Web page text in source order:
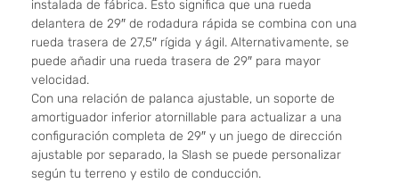
instalada de fábrica. Esto significa que una rueda
delantera de 29″ de rodadura rápida se combina con una
rueda trasera de 27,5″ rígida y ágil. Alternativamente, se
puede añadir una rueda trasera de 29″ para mayor
velocidad.
Con una relación de palanca ajustable, un soporte de
amortiguador inferior atornillable para actualizar a una
configuración completa de 29″ y un juego de dirección
ajustable por separado, la Slash se puede personalizar
según tu terreno y estilo de conducción.